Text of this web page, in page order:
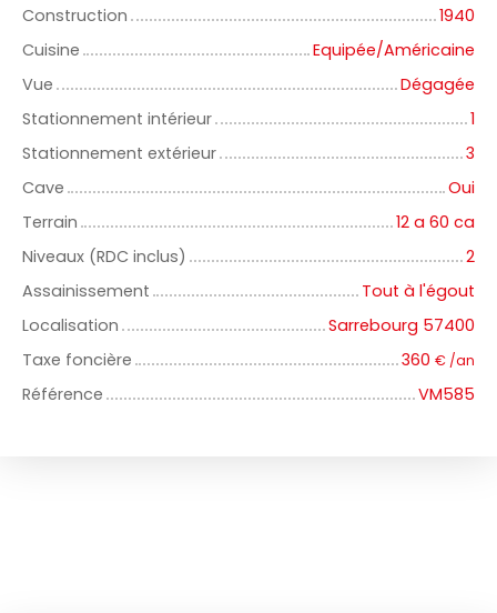
Construction
1940
Cuisine
Equipée/Américaine
Vue
Dégagée
Stationnement intérieur
1
Stationnement extérieur
3
Cave
Oui
Terrain
12 a 60 ca
Niveaux (RDC inclus)
2
Assainissement
Tout à l'égout
Localisation
Sarrebourg 57400
Taxe foncière
360 € /an
Référence VM585